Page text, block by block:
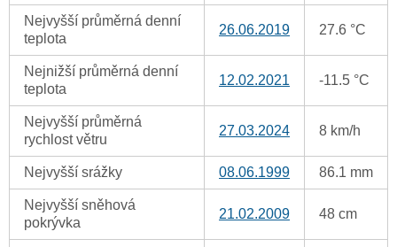
Nejvyšší průměrná denní
teplota
26.06.2019 27.6 °C
Nejnižší průměrná denní
teplota
12.02.2021 -11.5 °C
Nejvyšší průměrná
rychlost větru
27.03.2024 8 km/h
Nejvyšší srážky 08.06.1999 86.1 mm
Nejvyšší sněhová
pokrývka
21.02.2009 48 cm